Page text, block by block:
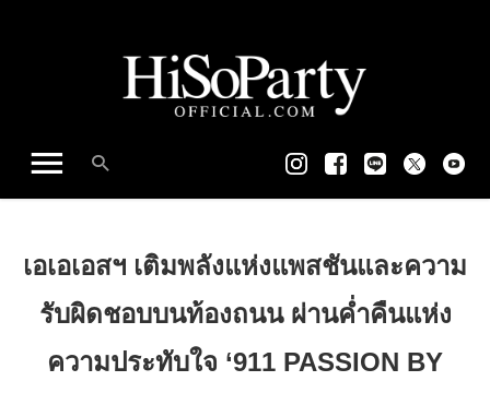
เอเอเอสฯ เติมพลังแห่งแพสชันและความ
รับผิดชอบบนท้องถนน ผ่านค่ำคืนแห่ง
ความประทับใจ ‘911 PASSION BY